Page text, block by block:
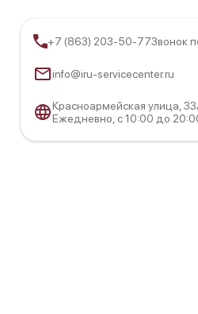
+7 (863) 203-50-77Звонок
info@iru-servicecenter.ru
Красноармейская улица,
Ежедневно, с 10:00 до